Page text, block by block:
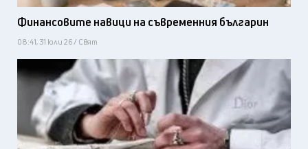
Финансовите навици на съвременния българин
08:41, 31 юли 26 / Свят